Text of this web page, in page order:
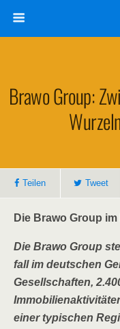
Bra­wo Group:
Tei­len Tweet
Die Bra­wo Group
Die Bra­wo Group
fall im deut­schen
Gesell­schaf­ten,
einer typi­schen